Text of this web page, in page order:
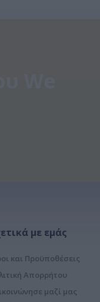
με εμάς
και Προϋποθέσεις
Απορρήτου
μαζί μας